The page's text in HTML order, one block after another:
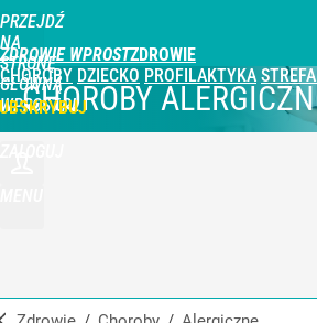
PRZEJDŹ
NA
STRONĘ
GŁÓWNĄ
WPROST.PL
ZDROWIE WPROST
CHOROBY DZIECKO PROFILAKTYKA
CHOROBY